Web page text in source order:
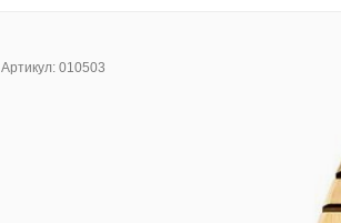
Артикул: 010503